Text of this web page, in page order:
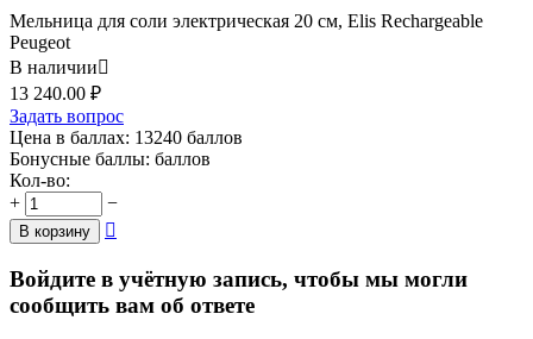
Мельница для соли электрическая 20 см, Elis Rechargeable
Peugeot
В наличии
13 240.00 ₽
Задать вопрос
Цена в баллах: 13240 баллов
Бонусные баллы: баллов
Кол-во:
+
−
В корзину 
Войдите в учётную запись, чтобы мы могли
сообщить вам об ответе